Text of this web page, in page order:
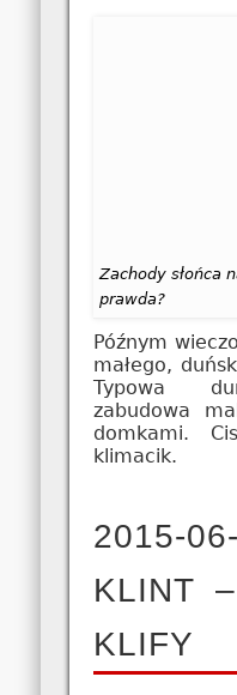
Zachody słońca
prawda?
Późnym
małego,
Typowa
zabudowa
domkami.
klimacik.
2015-
KLINT
KLIFY